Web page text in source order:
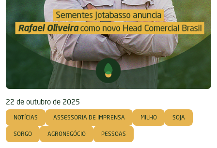
22 de outubro de 2025
NOTÍCIAS ASSESSORIA DE IMPRENSA MILHO SOJA
SORGO AGRONEGÓCIO PESSOAS